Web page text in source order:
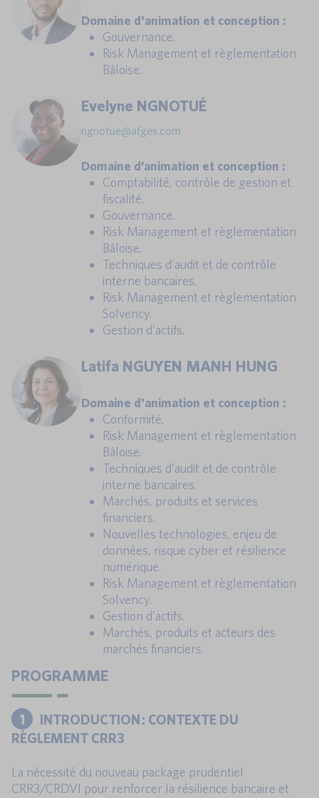
Domaine d'animation et conception :
Gouvernance.
Risk Management et règlementation
Bâloise.
Evelyne NGNOTUÉ
ngnotue@afges.com
Domaine d’animation et conception :
Comptabilité, contrôle de gestion et
fiscalité.
Gouvernance.
Risk Management et règlementation
Bâloise.
Techniques d’audit et de contrôle
interne bancaires.
Risk Management et règlementation
Solvency.
Gestion d’actifs.
Latifa NGUYEN MANH HUNG
Domaine d'animation et conception :
Conformité.
Risk Management et règlementation
Bâloise.
Techniques d’audit et de contrôle
interne bancaires.
Marchés, produits et services
financiers.
Nouvelles technologies, enjeu de
données, risque cyber et résilience
numérique.
Risk Management et règlementation
Solvency.
Gestion d’actifs.
Marchés, produits et acteurs des
marchés financiers.
PROGRAMME
1
INTRODUCTION : CONTEXTE DU
RÈGLEMENT CRR3
La nécessité du nouveau package prudentiel
CRR3/CRDVI pour renforcer la résilience bancaire et